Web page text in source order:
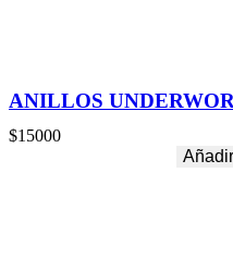
ANILLOS
$15000